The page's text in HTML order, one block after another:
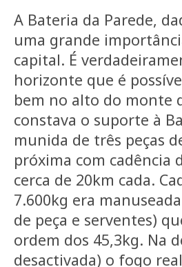
A Bateria da Parede,
uma grande
capital. É
horizonte que é
bem no alto do monte
constava o suporte à
munida de três peças
próxima com cadência
cerca de 20km cada.
7.600kg era
de peça e serventes)
ordem dos 45,3kg. Na
desactivada) o fogo